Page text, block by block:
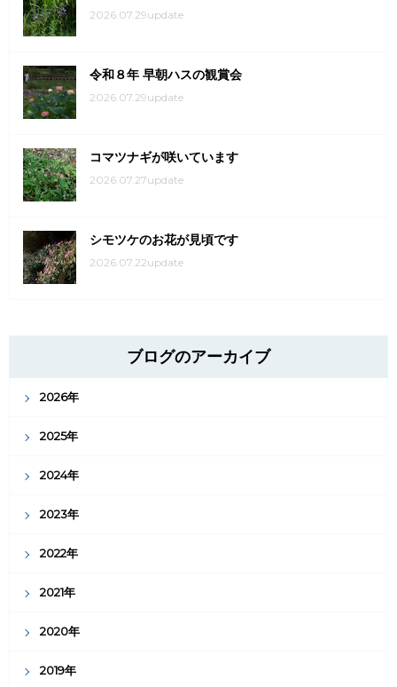
2026.07.29update
令和８年 早朝ハスの観賞会
2026.07.29update
コマツナギが咲いています
2026.07.27update
シモツケのお花が見頃です
2026.07.22update
ブログのアーカイブ
2026年
2025年
2024年
2023年
2022年
2021年
2020年
2019年